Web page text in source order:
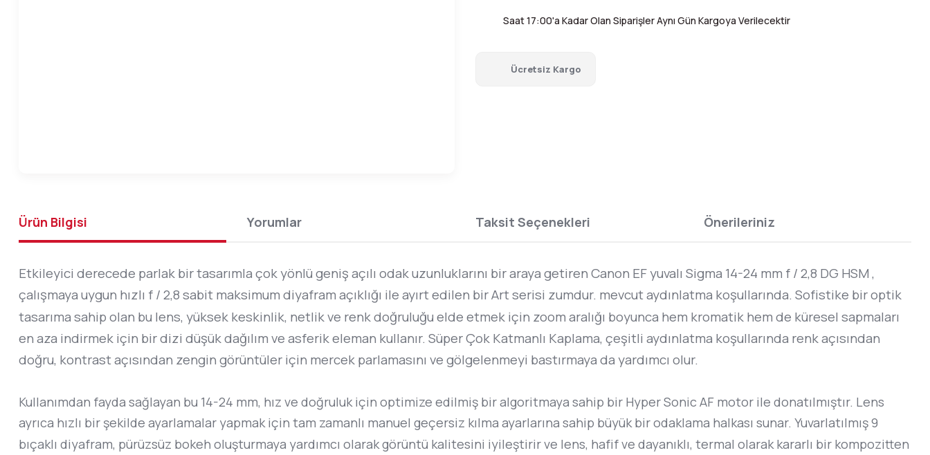
Saat 17:00'a Kadar Olan Siparişler Aynı Gün Kargoya Verilecektir
Ücretsiz Kargo
Ürün Bilgisi Yorumlar Taksit Seçenekleri Önerileriniz
Etkileyici derecede parlak bir tasarımla çok yönlü geniş açılı odak uzunluklarını bir araya getiren Canon EF yuvalı Sigma 14-24 mm f / 2,8 DG HSM ,
çalışmaya uygun hızlı f / 2,8 sabit maksimum diyafram açıklığı ile ayırt edilen bir Art serisi zumdur. mevcut aydınlatma koşullarında. Sofistike bir optik
tasarıma sahip olan bu lens, yüksek keskinlik, netlik ve renk doğruluğu elde etmek için zoom aralığı boyunca hem kromatik hem de küresel sapmaları
en aza indirmek için bir dizi düşük dağılım ve asferik eleman kullanır. Süper Çok Katmanlı Kaplama, çeşitli aydınlatma koşullarında renk açısından
doğru, kontrast açısından zengin görüntüler için mercek parlamasını ve gölgelenmeyi bastırmaya da yardımcı olur.
Kullanımdan fayda sağlayan bu 14-24 mm, hız ve doğruluk için optimize edilmiş bir algoritmaya sahip bir Hyper Sonic AF motor ile donatılmıştır. Lens
ayrıca hızlı bir şekilde ayarlamalar yapmak için tam zamanlı manuel geçersiz kılma ayarlarına sahip büyük bir odaklama halkası sunar. Yuvarlatılmış 9
bıçaklı diyafram, pürüzsüz bokeh oluşturmaya yardımcı olarak görüntü kalitesini iyileştirir ve lens, hafif ve dayanıklı, termal olarak kararlı bir kompozitten